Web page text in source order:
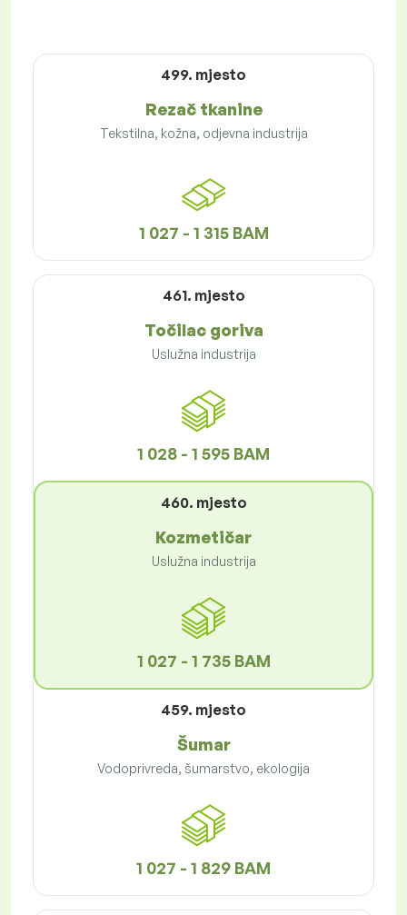
499. mjesto
Rezač tkanine
Tekstilna, kožna, odjevna industrija
1 027 - 1 315 BAM
461. mjesto
Točilac goriva
Uslužna industrija
1 028 - 1 595 BAM
460. mjesto
Kozmetičar
Uslužna industrija
1 027 - 1 735 BAM
459. mjesto
Šumar
Vodoprivreda, šumarstvo, ekologija
1 027 - 1 829 BAM